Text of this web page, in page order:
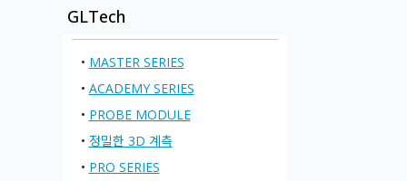
GLTech
• MASTER SERIES
• ACADEMY SERIES
• PROBE MODULE
• 정밀한 3D 계측
• PRO SERIES